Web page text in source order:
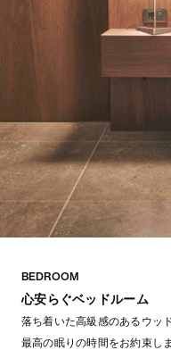
BEDROOM
心安らぐベッドルーム
落ち着いた高級感のあるウッ
最高の眠りの時間をお約束し